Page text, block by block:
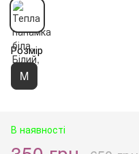
Розмір
M
В наявності